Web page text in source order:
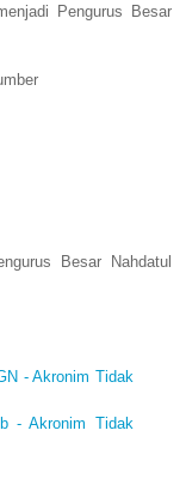
Pengurus Besar
Besar Nahdatul
- Akronim Tidak
- Akronim Tidak